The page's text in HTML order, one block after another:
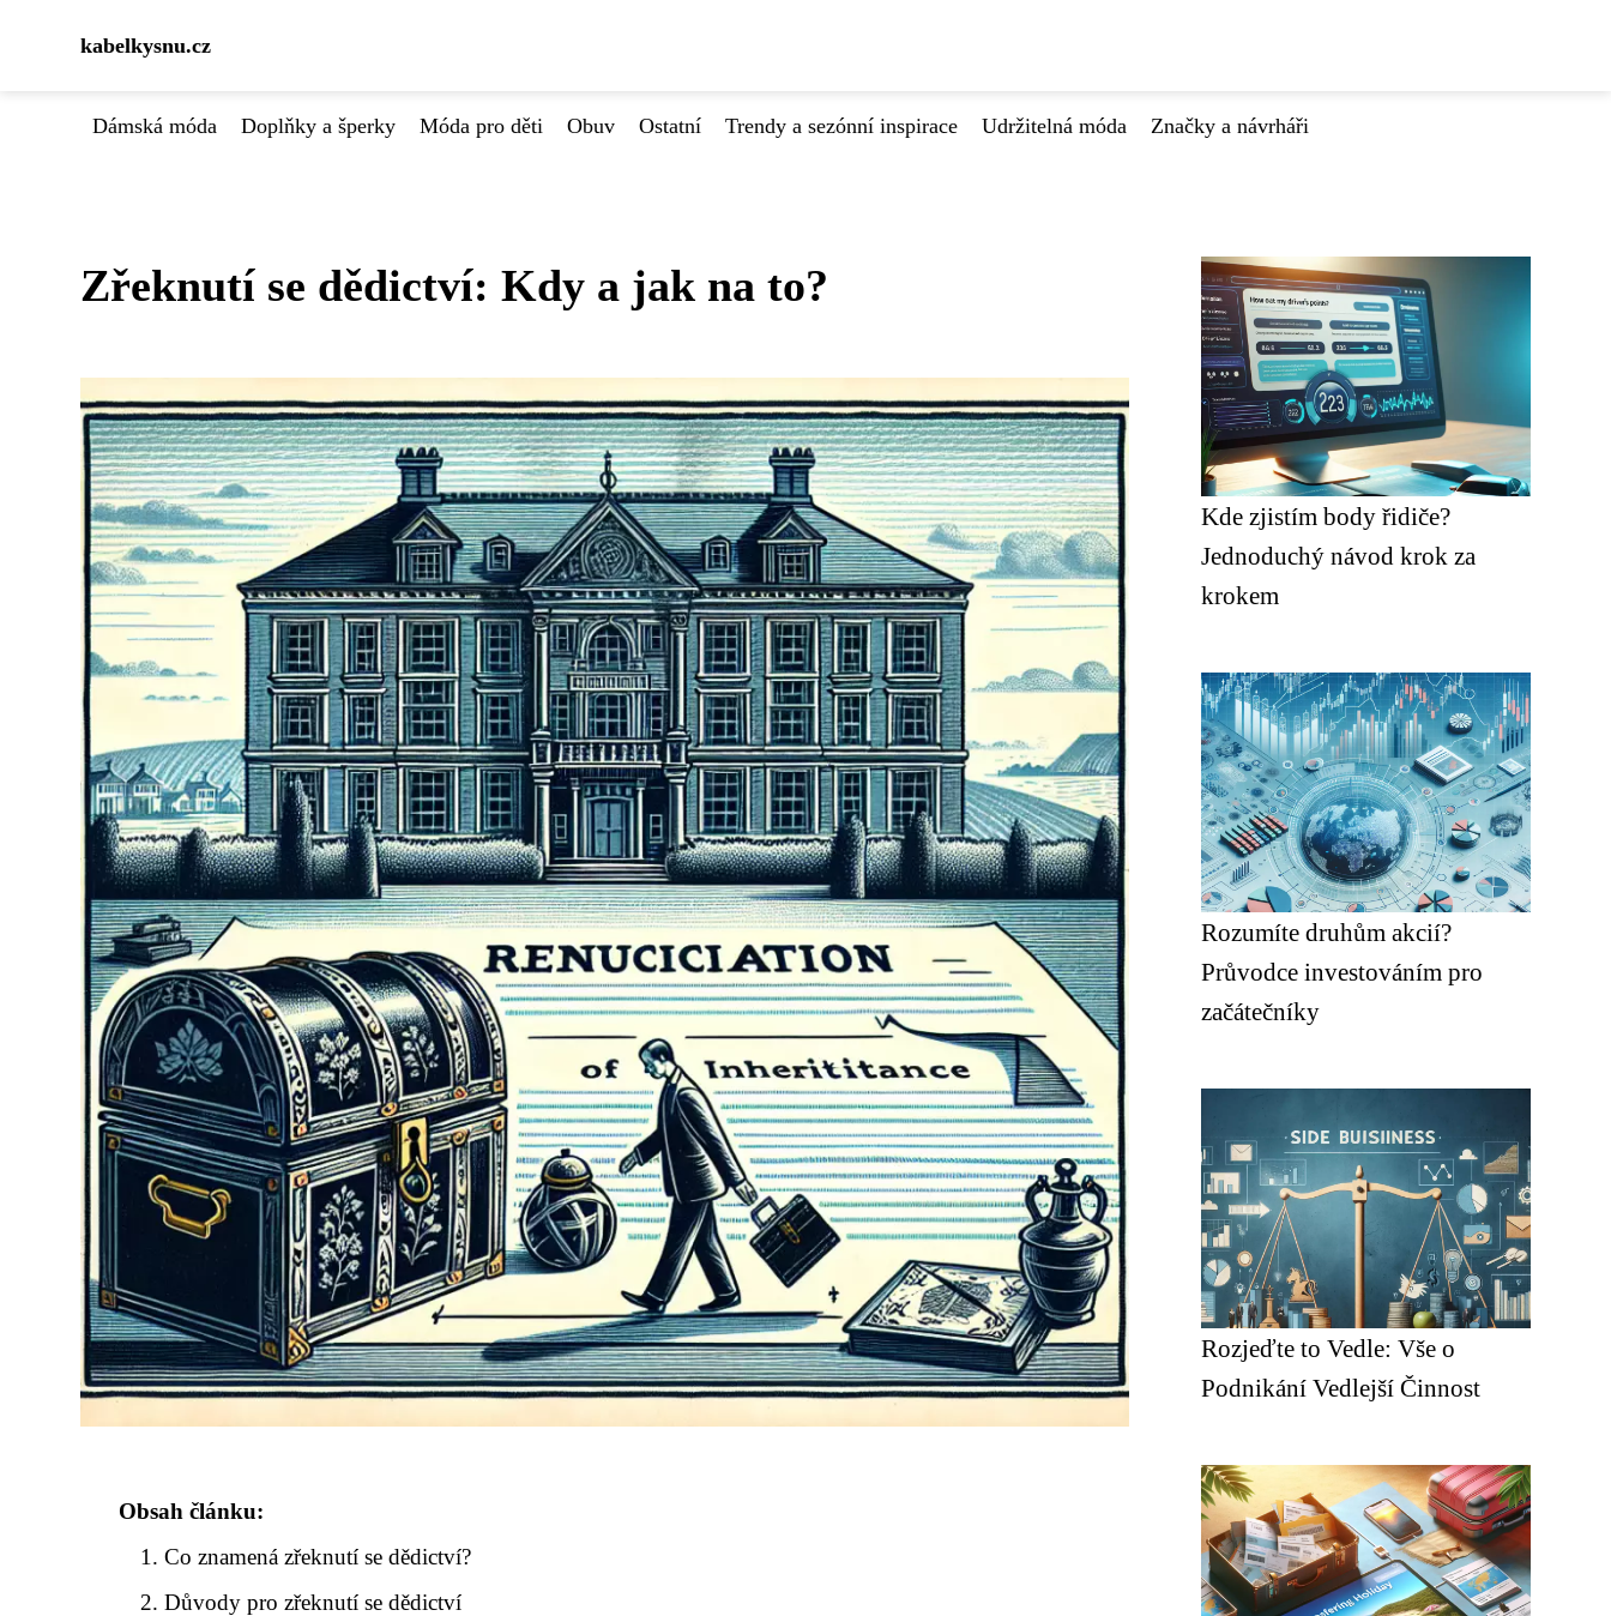
kabelkysnu.cz
Dámská móda Doplňky a šperky Móda pro děti Obuv Ostatní Trendy a sezónní inspirace Udržitelná móda Značky a návrháři
Zřeknutí se dědictví: Kdy a jak na to?
Obsah článku:
Co znamená zřeknutí se dědictví?
Důvody pro zřeknutí se dědictví
Kde zjistím body řidiče?
Jednoduchý návod krok za
krokem
Rozumíte druhům akcií?
Průvodce investováním pro
začátečníky
Rozjeďte to Vedle: Vše o
Podnikání Vedlejší Činnost